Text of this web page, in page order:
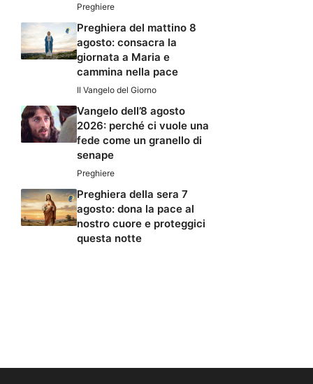
Preghiere
Preghiera del mattino 8
agosto: consacra la
giornata a Maria e
cammina nella pace
Il Vangelo del Giorno
Vangelo dell’8 agosto
2026: perché ci vuole una
fede come un granello di
senape
Preghiere
Preghiera della sera 7
agosto: dona la pace al
nostro cuore e proteggici
questa notte